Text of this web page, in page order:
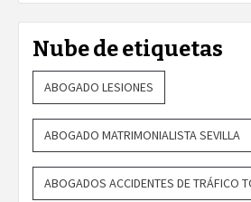
Nube de etiquetas
ABOGADO LESIONES
ABOGADO MATRIMONIALISTA SEVILLA
ABOGADOS ACCIDENTES DE TRÁFICO